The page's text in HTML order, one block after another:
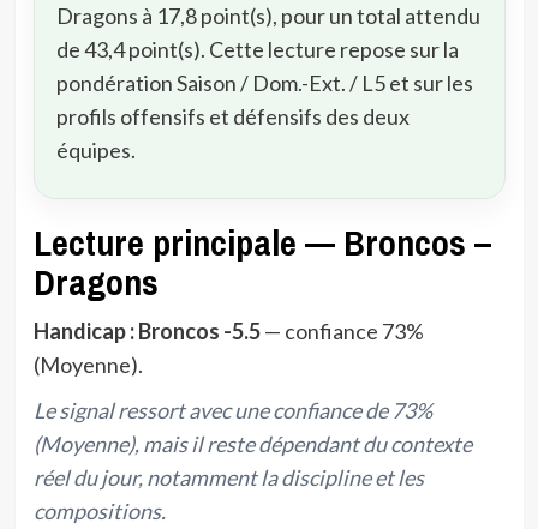
Dragons à 17,8 point(s), pour un total attendu
de 43,4 point(s). Cette lecture repose sur la
pondération Saison / Dom.-Ext. / L5 et sur les
profils offensifs et défensifs des deux
équipes.
Lecture principale — Broncos –
Dragons
Handicap : Broncos -5.5— confiance 73%
(Moyenne).
Le signal ressort avec une confiance de 73%
(Moyenne), mais il reste dépendant du contexte
réel du jour, notamment la discipline et les
compositions.